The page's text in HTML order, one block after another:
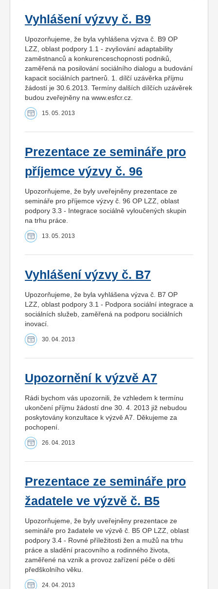
Vyhlášení výzvy č. B9
Upozorňujeme, že byla vyhlášena výzva č. B9 OP
LZZ, oblast podpory 1.1 - zvyšování adaptability
zaměstnanců a konkurenceschopnosti podniků,
zaměřená na posilování sociálního dialogu a budování
kapacit sociálních partnerů. 1. dílčí uzávěrka příjmu
žádostí je 30.6.2013. Termíny dalších dílčích uzávěrek
budou zveřejněny na www.esfcr.cz.
15. 05. 2013
Prezentace ze semináře pro
příjemce výzvy č. 96
Upozorňujeme, že byly uveřejněny prezentace ze
semináře pro příjemce výzvy č. 96 OP LZZ, oblast
podpory 3.3 - Integrace sociálně vyloučených skupin
na trhu práce.
13. 05. 2013
Vyhlášení výzvy č. B7
Upozorňujeme, že byla vyhlášena výzva č. B7 OP
LZZ, oblast podpory 3.1 - Podpora sociální integrace a
sociálních služeb, zaměřená na podporu sociálních
inovací.
30. 04. 2013
Upozornění k výzvě A7
Rádi bychom vás upozornili, že vzhledem k termínu
ukončení příjmu žádostí dne 30. 4. 2013 již nebudou
poskytovány konzultace k výzvě A7. Děkujeme za
pochopení.
26. 04. 2013
Prezentace ze semináře pro
žadatele ve výzvě č. B5
Upozorňujeme, že byly uveřejněny prezentace ze
semináře pro žadatele ve výzvě č. B5 OP LZZ, oblast
podpory 3.4 - Rovné příležitosti žen a mužů na trhu
práce a sladění pracovního a rodinného života,
zaměřené na vznik a provoz zařízení péče o děti
předškolního věku.
24. 04. 2013